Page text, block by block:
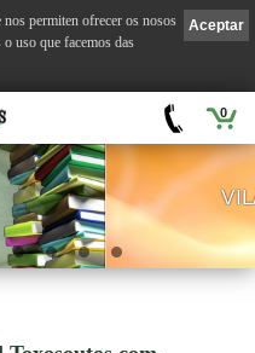
0
VILA SUÁREZ
Aceptar
nos permiten ofrecer os nosos
uso que facemos das